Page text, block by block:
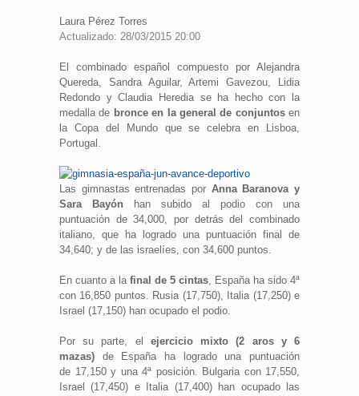
Laura Pérez Torres
Actualizado: 28/03/2015 20:00
El combinado español compuesto por Alejandra
Quereda, Sandra Aguilar, Artemi Gavezou, Lidia
Redondo y Claudia Heredia se ha hecho con la
medalla de bronce en la general de conjuntosen
la Copa del Mundo que se celebra en Lisboa,
Portugal.
Las gimnastas entrenadas por Anna Baranova y
Sara Bayón han subido al podio con una
puntuación de 34,000, por detrás del combinado
italiano, que ha logrado una puntuación final de
34,640; y de las israelíes, con 34,600 puntos.
En cuanto a lafinal de 5 cintas, España ha sido 4ª
con 16,850 puntos. Rusia (17,750), Italia (17,250) e
Israel (17,150) han ocupado el podio.
Por su parte, el ejercicio mixto (2 aros y 6
mazas) de España ha logrado una puntuación
de 17,150 y una 4ª posición. Bulgaria con 17,550,
Israel (17,450) e Italia (17,400) han ocupado las